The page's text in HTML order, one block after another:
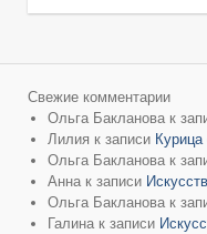
Свежие комментарии
Ольга Бакланова к
Лилия к записи
Ольга Бакланова к
Анна к записи
Ольга Бакланова к
Галина к записи